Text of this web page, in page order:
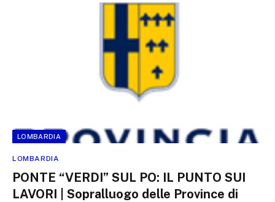
LOMBARDIA
LOMBARDIA
PONTE “VERDI” SUL PO: IL PUNTO SUI
LAVORI | Sopralluogo delle Province di